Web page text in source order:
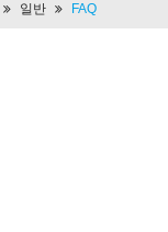
일반 FAQ